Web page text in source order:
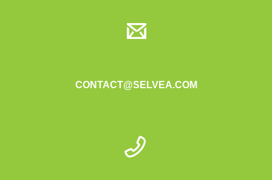
CONTACT@SELVEA.COM